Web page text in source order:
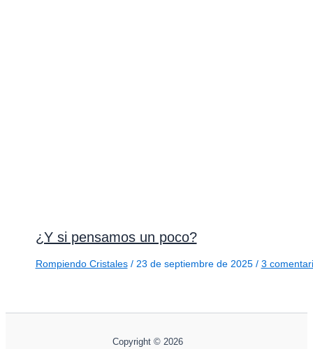
¿Y si pensamos un poco?
Rompiendo Cristales/ 23 de septiembre de 2025 / 3
Copyright © 2026